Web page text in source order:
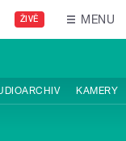
ŽIVĚ MENU
KAMERY